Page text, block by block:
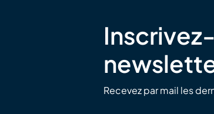
Recevez par mail les